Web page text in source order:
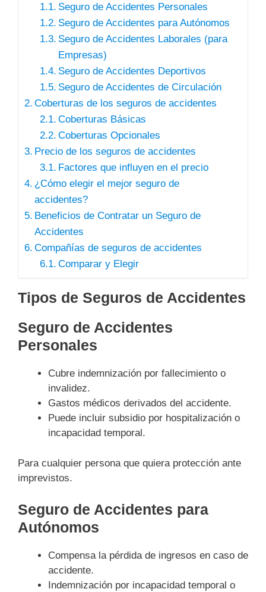
Seguro de Accidentes Personales
Seguro de Accidentes para Autónomos
Seguro de Accidentes Laborales (para
Empresas)
Seguro de Accidentes Deportivos
Seguro de Accidentes de Circulación
Coberturas de los seguros de accidentes
Coberturas Básicas
Coberturas Opcionales
Precio de los seguros de accidentes
Factores que influyen en el precio
¿Cómo elegir el mejor seguro de
accidentes?
Beneficios de Contratar un Seguro de
Accidentes
Compañías de seguros de accidentes
Comparar y Elegir
Tipos de Seguros de Accidentes
Seguro de Accidentes
Personales
Cubre indemnización por fallecimiento o
invalidez.
Gastos médicos derivados del accidente.
Puede incluir subsidio por hospitalización o
incapacidad temporal.
Para cualquier persona que quiera protección ante
imprevistos.
Seguro de Accidentes para
Autónomos
Compensa la pérdida de ingresos en caso de
accidente.
Indemnización por incapacidad temporal o